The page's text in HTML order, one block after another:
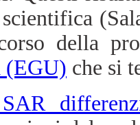
scientifica
della
(EGU) che si